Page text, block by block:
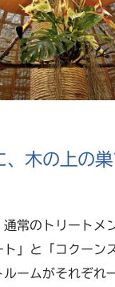
、木の上の
通常のトリートメ
ト」と「コクーン
ームがそれぞれ